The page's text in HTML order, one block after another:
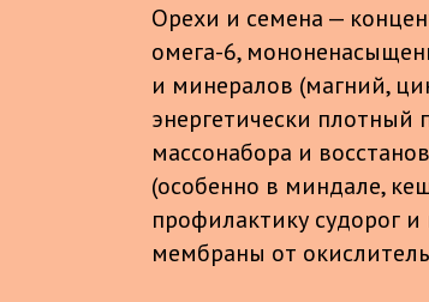
Орехи и семена —
омега-6,
и минералов (магний,
энергетически плотный
массонабора и
(особенно в миндале,
профилактику судорог
мембраны от